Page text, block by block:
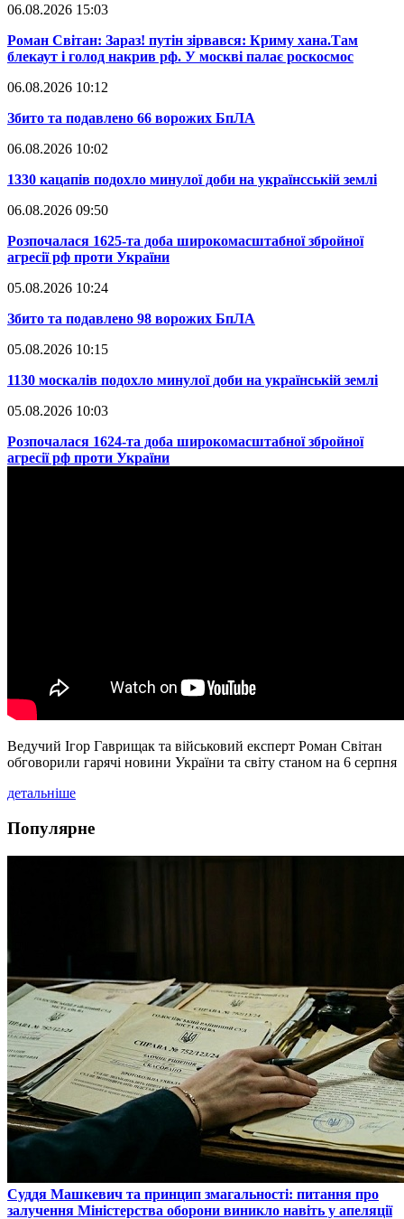
06.08.2026 15:03
​Роман Світан: Зараз! путін зірвався: Криму хана.Там
блекаут і голод накрив рф. У москві палає роскосмос
06.08.2026 10:12
​Збито та подавлено 66 ворожих БпЛА
06.08.2026 10:02
​1330 кацапів подохло минулої доби на українсській землі
06.08.2026 09:50
​Розпочалася 1625-та доба широкомасштабної збройної
агресії рф проти України
05.08.2026 10:24
​Збито та подавлено 98 ворожих БпЛА
05.08.2026 10:15
​1130 москалів подохло минулої доби на українській землі
05.08.2026 10:03
​Розпочалася 1624-та доба широкомасштабної збройної
агресії рф проти України
Ведучий Ігор Гаврищак та військовий експерт Роман Світан
обговорили гарячі новини України та світу станом на 6 серпня
детальніше
Популярне
​Суддя Машкевич та принцип змагальності: питання про
залучення Міністерства оборони виникло навіть у апеляції